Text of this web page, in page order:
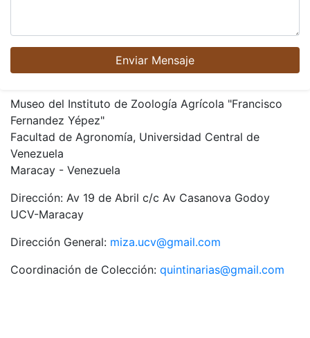
Enviar Mensaje
Museo del Instituto de Zoología Agrícola "Francisco
Fernandez Yépez"
Facultad de Agronomía, Universidad Central de
Venezuela
Maracay - Venezuela
Dirección: Av 19 de Abril c/c Av Casanova Godoy
UCV-Maracay
Dirección General: miza.ucv@gmail.com
Coordinación de Colección: quintinarias@gmail.com